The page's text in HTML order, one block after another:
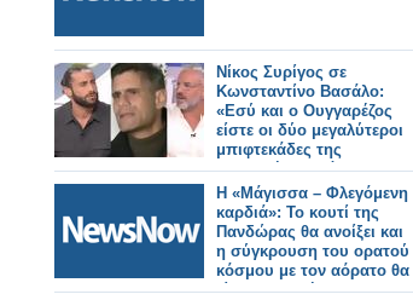
Νίκος Συρίγος σε
Κωνσταντίνο Βασάλο:
«Εσύ και ο Ουγγαρέζος
είστε οι δύο μεγαλύτεροι
μπιφτεκάδες της
ελληνικής τηλεόρασης»
Η «Μάγισσα – Φλεγόμενη
καρδιά»: Το κουτί της
Πανδώρας θα ανοίξει και
η σύγκρουση του ορατού
κόσμου με τον αόρατο θα
είναι σφοδρή...